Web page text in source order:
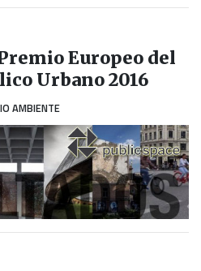
Europeo del
Urbano 2016
AMBIENTE